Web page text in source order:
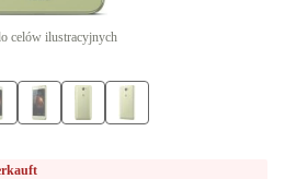
celów ilustracyjnych